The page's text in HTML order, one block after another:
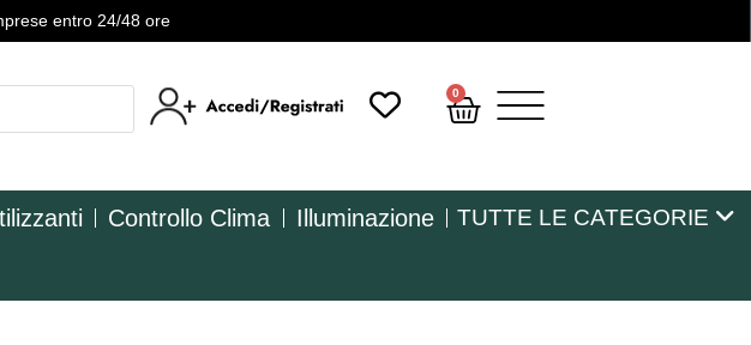
entro 24/48 ore
0
Controllo Clima Illuminazione TUTTE LE CATEGORIE